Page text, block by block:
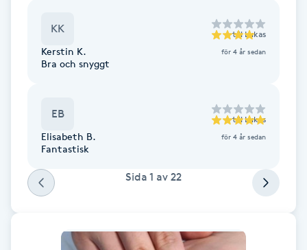
Fotvård
Fransfärgning
Fransförlängning
Fransförlängning Megavolym
KK till Lukas
Kerstin K. för 4 år sedan
Bra och snyggt
EB till Lukas
Elisabeth B. för 4 år sedan
Fantastisk
Sida 1 av 22